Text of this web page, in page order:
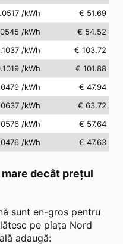
/kWh
€ 51.69
/kWh
€ 54.52
/kWh
€ 103.72
/kWh
€ 101.88
/kWh
€ 47.94
/kWh
€ 63.72
/kWh
€ 57.64
/kWh € 47.63
decât prețul
sunt en-gros pentru
pe piața Nord
adaugă: